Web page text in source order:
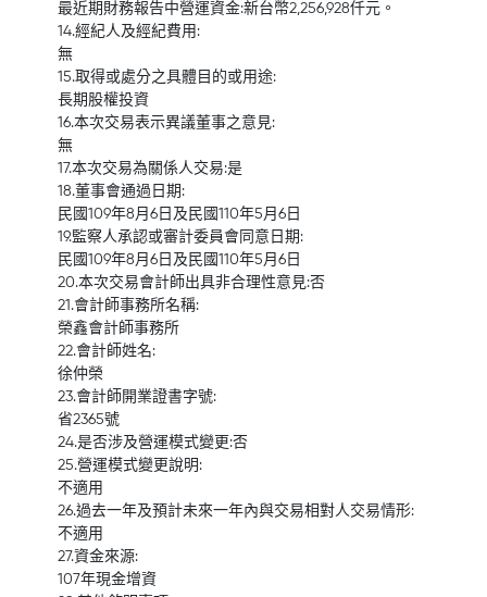
最近期財務報告中營運資金:新台幣2,256,928仟元。
14.經紀人及經紀費用:
無
15.取得或處分之具體目的或用途:
長期股權投資
16.本次交易表示異議董事之意見:
無
17.本次交易為關係人交易:是
18.董事會通過日期:
民國109年8月6日及民國110年5月6日
19.監察人承認或審計委員會同意日期:
民國109年8月6日及民國110年5月6日
20.本次交易會計師出具非合理性意見:否
21.會計師事務所名稱:
榮鑫會計師事務所
22.會計師姓名:
徐仲榮
23.會計師開業證書字號:
省2365號
24.是否涉及營運模式變更:否
25.營運模式變更說明:
不適用
26.過去一年及預計未來一年內與交易相對人交易情形:
不適用
27.資金來源:
107年現金增資